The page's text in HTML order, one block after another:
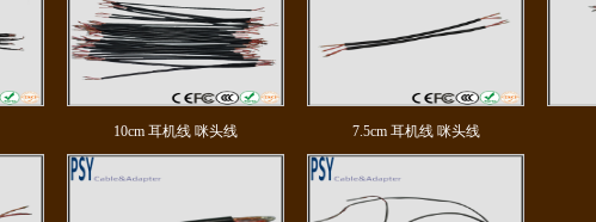
10cm 耳机线 咪头线 7.5cm 耳机线 咪头线